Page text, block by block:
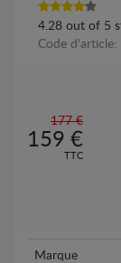
4.28 out of 5
Code d'article:
177 €
159 €
TTC
Marque